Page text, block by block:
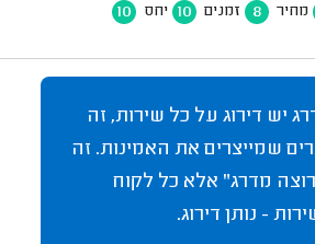
מחיר 8 זמנים 10 יחס 10
יש דירוג על כל שירות, זה
שמייצרים את האמינות. זה
מדרג" אלא כל לקוח
- נותן דירוג.